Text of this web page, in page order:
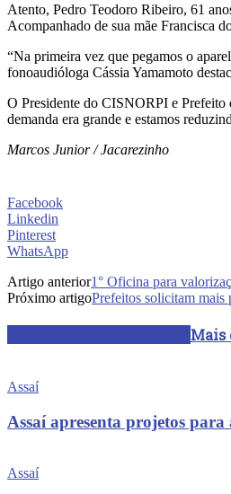
Atento, Pedro Teodoro Ribeiro, 61
Acompanhado de sua mãe Francisca
“Na primeira vez que pegamos o
fonoaudióloga Cássia Yamamoto
O Presidente do CISNORPI e Prefeito
demanda era grande e estamos
Marcos Junior / Jacarezinho
Facebook
Linkedin
Pinterest
WhatsApp
Artigo anterior1° Oficina para
Próximo artigoPrefeitos solicitam mais
Mais
Assaí
Assaí apresenta projetos
Assaí